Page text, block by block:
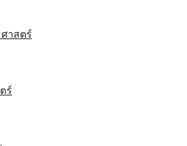
าสตร์
ร์